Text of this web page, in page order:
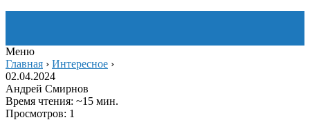
Меню
Главная › Интересное ›
02.04.2024
Андрей Смирнов
Время чтения: ~15 мин.
Просмотров: 1